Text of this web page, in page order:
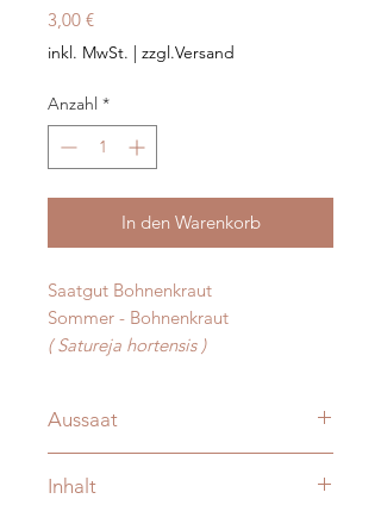
3,00 €Preis
inkl. MwSt. | zzgl.Versand
Anzahl *
In den Warenkorb
Saatgut Bohnenkraut
Sommer - Bohnenkraut
( Satureja hortensis )
Aussaat
Inhalt